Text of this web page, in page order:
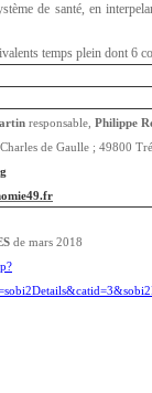
de santé, en
temps plein dont 6
responsable, Philippe
de Gaulle ; 49800
de mars 2018